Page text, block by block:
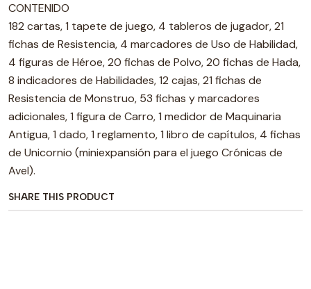
CONTENIDO
182 cartas, 1 tapete de juego, 4 tableros de jugador, 21
fichas de Resistencia, 4 marcadores de Uso de Habilidad,
4 figuras de Héroe, 20 fichas de Polvo, 20 fichas de Hada,
8 indicadores de Habilidades, 12 cajas, 21 fichas de
Resistencia de Monstruo, 53 fichas y marcadores
adicionales, 1 figura de Carro, 1 medidor de Maquinaria
Antigua, 1 dado, 1 reglamento, 1 libro de capítulos, 4 fichas
de Unicornio (miniexpansión para el juego Crónicas de
Avel).
SHARE THIS PRODUCT